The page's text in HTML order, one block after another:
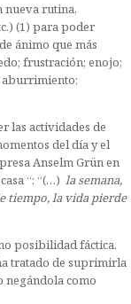
nueva rutina,
(1) para poder
ánimo que más
frustración; enojo;
aburrimiento;
las actividades de
del día y el
Anselm Grün en
“: “(…) la semana,
tiempo, la vida pierde
posibilidad fáctica.
tratado de suprimirla
negándola como